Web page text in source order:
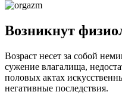
Возникнут
Возраст несет за собой
сужение влагалища,
половых актах
негативные последствия.